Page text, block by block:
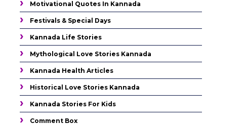
Motivational Quotes In Kannada
Festivals & Special Days
Kannada Life Stories
Mythological Love Stories Kannada
Kannada Health Articles
Historical Love Stories Kannada
Kannada Stories For Kids
Comment Box